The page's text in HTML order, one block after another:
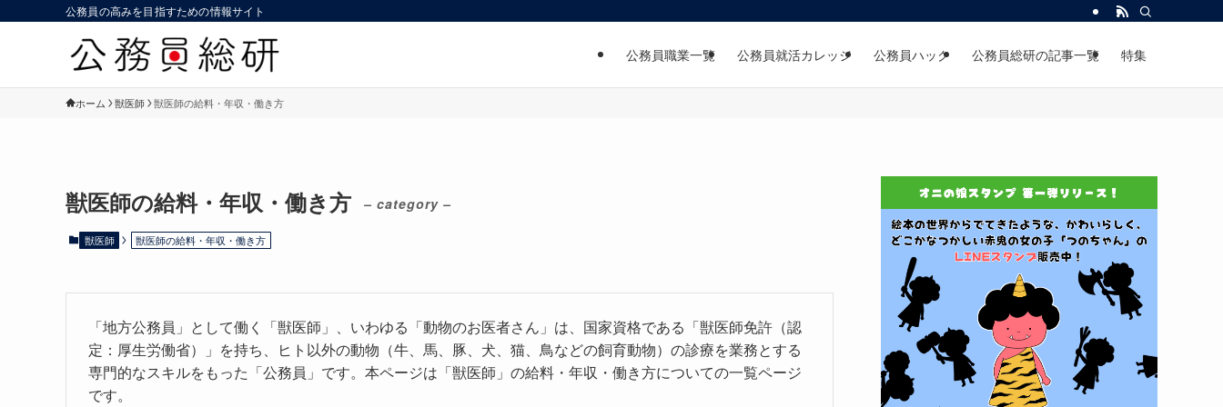
公務員の高みを目指すための情報サイト
公務員職業一覧 公務員就活カレッジ 公務員ハック 公務員総研の記事一覧 特集
ホーム 獣医師 獣医師の給料・年収・働き方
獣医師の給料・年収・働き方 – category –
獣医師 獣医師の給料・年収・働き方
「地方公務員」として働く「獣医師」、いわゆる「動物のお医者さん」は、国家資格である「獣医師免許（認
定：厚生労働省）」を持ち、ヒト以外の動物（牛、馬、豚、犬、猫、鳥などの飼育動物）の診療を業務とする
専門的なスキルをもった「公務員」です。本ページは「獣医師」の給料・年収・働き方についての一覧ページ
です。